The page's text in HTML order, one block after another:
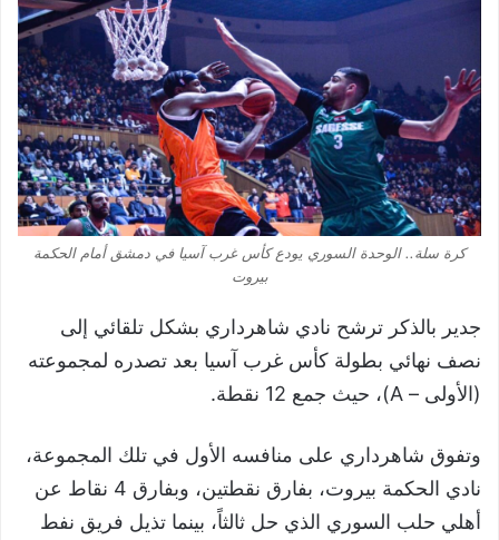
كرة سلة.. الوحدة السوري يودع كأس غرب آسيا في دمشق أمام الحكمة
بيروت
جدير بالذكر ترشح نادي شاهرداري بشكل تلقائي إلى
نصف نهائي بطولة كأس غرب آسيا بعد تصدره لمجموعته
(الأولى – A)، حيث جمع 12 نقطة.
وتفوق شاهرداري على منافسه الأول في تلك المجموعة،
نادي الحكمة بيروت، بفارق نقطتين، وبفارق 4 نقاط عن
أهلي حلب السوري الذي حل ثالثاً، بينما تذيل فريق نفط